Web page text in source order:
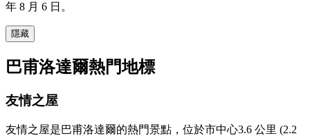
年 8 月 6 日 。
隱藏
巴甫洛達爾熱門地標
友情之屋
友情之屋是巴甫洛達爾的熱門景點，位於市中心3.6 公里 (2.2